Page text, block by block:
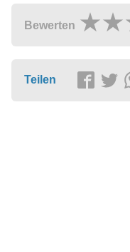
Bewerten
Teilen